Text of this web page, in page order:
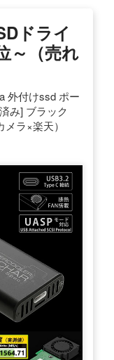
ドライ
～（売れ
外付けssd ポー
み] ブラック
ラ×楽天）